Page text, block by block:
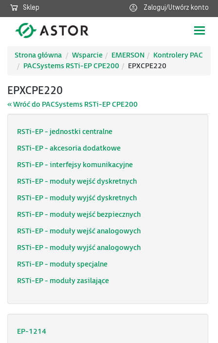
Sklep Zaloguj/Utwórz konto
Strona główna
Wsparcie EMERSON
Kontrolery PAC
PACSystems RSTi-EP CPE200
EPXCPE220
EPXCPE220
« Wróć do PACSystems RSTi-EP CPE200
RSTi-EP - jednostki centralne
RSTi-EP - akcesoria dodatkowe
RSTi-EP - interfejsy komunikacyjne
RSTi-EP - moduły wejść dyskretnych
RSTi-EP - moduły wyjść dyskretnych
RSTi-EP - moduły wejść bezpiecznych
RSTi-EP - moduły wejść analogowych
RSTi-EP - moduły wyjść analogowych
RSTi-EP - moduły specjalne
RSTi-EP - moduły zasilające
EP-1214